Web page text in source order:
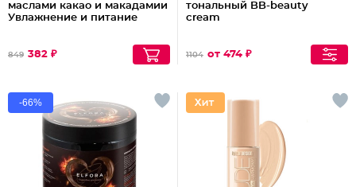
маслами какао и макадамии
Увлажнение и питание
849 382 ₽
тональный BB-beauty
cream
1104 от 474 ₽
-66%